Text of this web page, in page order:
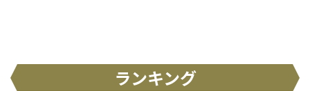
ランキング